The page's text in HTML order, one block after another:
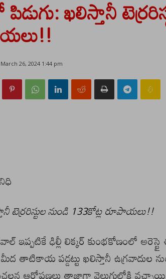
ఖలిస్తానీ
26, 2024 1:44 pm
టెర్రరిస్టుల నుండి 133కోట్ల రూపాయలు!!
ఇప్పటికే ఢిల్లీ లిక్కర్ కుంభకోణంలో
తాటికాయ పడ్డట్టు ఖలిస్తానీ ఉగ్రవాదుల